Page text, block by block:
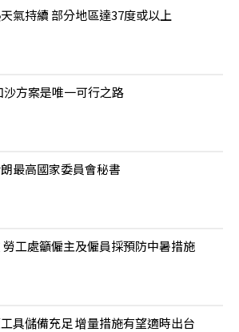
氣持續 部分地區達37度或以上
方案是唯一可行之路
最高國家委員會秘書
工處籲僱主及僱員採預防中暑措施
具儲備充足 增量措施有望適時出台